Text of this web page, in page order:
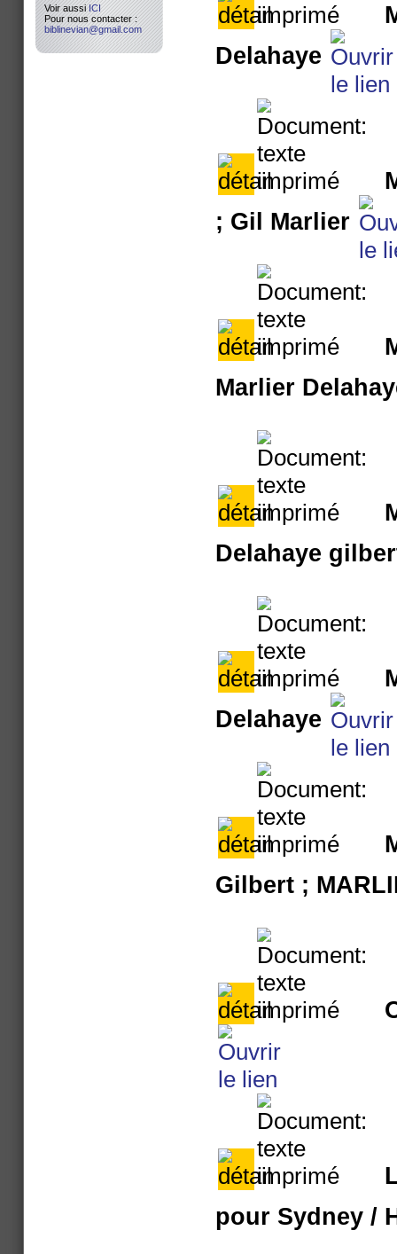
Delahaye
; Gil Marlier
Marlier
Delahaye
Delahaye
Gilbert ;
pour Sydney /
Voir aussiICI
Pour nous contacter :
biblinevian@gmail.com